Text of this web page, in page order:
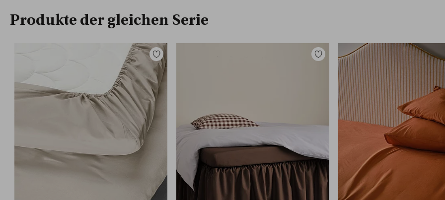
Produkte der gleichen Serie
Zu
Favoriten
hinzufügen
Zu
Favoriten
hinzufügen